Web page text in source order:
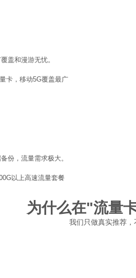
盖和漫游无忧。
卡，移动5G覆盖最广
份，流量需求极大。
以上高速流量套餐
为什么在"流量
我们只做真实推荐，